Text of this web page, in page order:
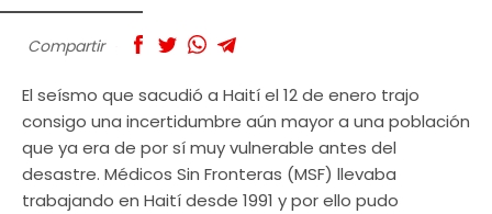
Compartir
El seísmo que sacudió a Haití el 12 de enero trajo
consigo una incertidumbre aún mayor a una población
que ya era de por sí muy vulnerable antes del
desastre. Médicos Sin Fronteras (MSF) llevaba
trabajando en Haití desde 1991 y por ello pudo